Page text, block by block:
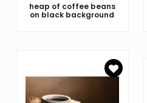
heap of coffee beans
on black background